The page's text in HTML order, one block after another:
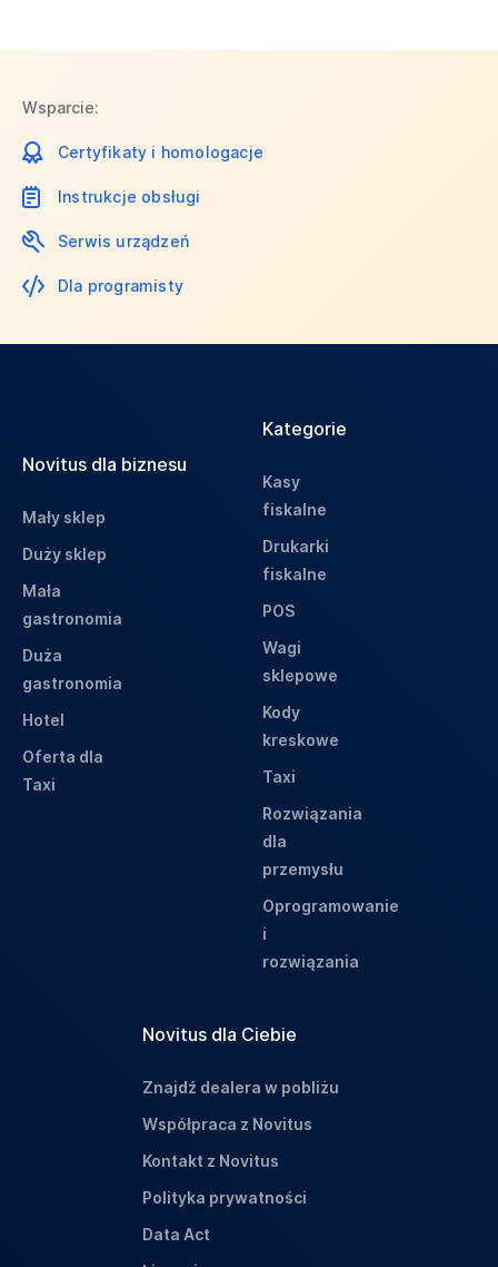
Wsparcie:
Certyfikaty i homologacje
Instrukcje obsługi
Serwis urządzeń
Dla programisty
Novitus dla biznesu
Mały sklep
Duży sklep
Mała
gastronomia
Duża
gastronomia
Hotel
Oferta dla
Taxi
Kategorie
Kasy
fiskalne
Drukarki
fiskalne
POS
Wagi
sklepowe
Kody
kreskowe
Taxi
Rozwiązania
dla
przemysłu
Oprogramowanie
i
rozwiązania
Novitus dla Ciebie
Znajdź dealera w pobliżu
Współpraca z Novitus
Kontakt z Novitus
Polityka prywatności
Data Act